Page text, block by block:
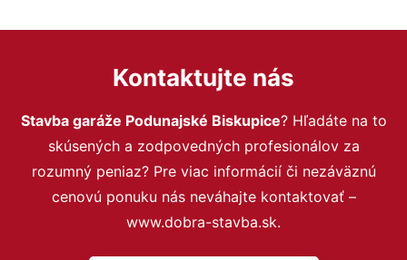
Kontaktujte nás
Stavba garáže Podunajské Biskupice? Hľadáte na to
skúsených a zodpovedných profesionálov za
rozumný peniaz? Pre viac informácií či nezáväznú
cenovú ponuku nás neváhajte kontaktovať –
www.dobra-stavba.sk.